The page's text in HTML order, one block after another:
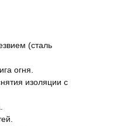
(сталь
огня.
изоляции с